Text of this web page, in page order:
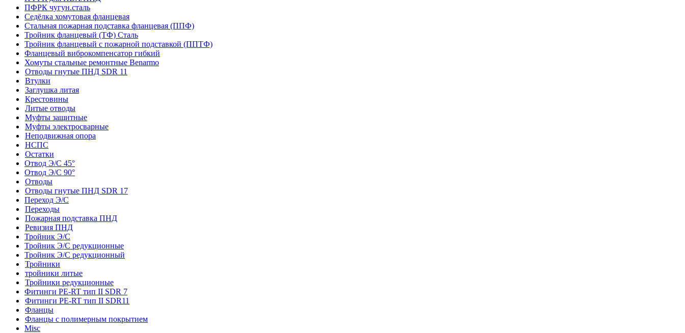
ПФРК чугун.сталь
Седёлка хомутовая фланцевая
Стальная пожарная подставка фланцевая (ППФ)
Тройник фланцевый (ТФ) Сталь
Тройник фланцевый с пожарной подставкой (ППТФ)
Фланцевый виброкомпенсатор гибкий
Хомуты стальные ремонтные Benarmo
Отводы гнутые ПНД SDR 11
Втулки
Заглушка литая
Крестовины
Литые отводы
Муфты защитные
Муфты электросварные
Неподвижная опора
НСПС
Остатки
Отвод Э/С 45°
Отвод Э/С 90°
Отводы
Отводы гнутые ПНД SDR 17
Переход Э/С
Переходы
Пожарная подставка ПНД
Ревизия ПНД
Тройник Э/С
Тройник Э/С редукционные
Тройник Э/С редукционный
Тройники
тройники литые
Тройники редукционные
Фитинги PE-RT тип II SDR 7
Фитинги PE-RT тип II SDR11
Фланцы
Фланцы с полимерным покрытием
Misc